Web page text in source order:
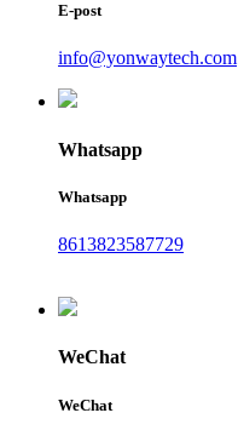
E-post
info@yonwaytech.com
Whatsapp
Whatsapp
8613823587729
WeChat
WeChat